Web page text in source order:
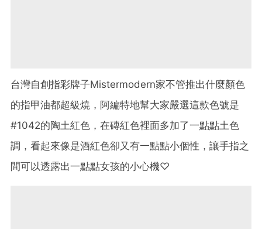
台灣自創指彩牌子Mistermodern家不管推出什麼顏色
的指甲油都超級燒，阿編特地幫大家嚴選這款色號是
#1042的陶土紅色，在磚紅色裡面多加了一點點土色
調，看起來像是酒紅色卻又有一點點小個性，讓手指之
間可以透露出一點點女孩的小心機♡